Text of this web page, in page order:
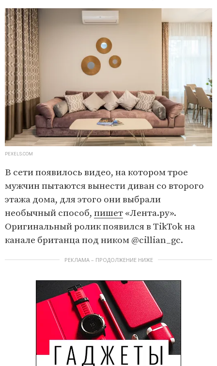
PEXELS.COM
В сети появилось видео, на котором трое
мужчин пытаются вынести диван со второго
этажа дома, для этого они выбрали
необычный способ, пишет «Лента.ру».
Оригинальный ролик появился в TikTok на
канале британца под ником @cillian_gc.
РЕКЛАМА – ПРОДОЛЖЕНИЕ НИЖЕ